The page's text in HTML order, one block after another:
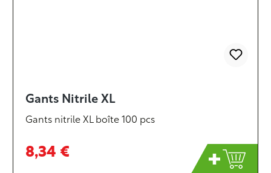
Gants Nitrile XL
Gants nitrile XL boîte 100 pcs
8,34 €